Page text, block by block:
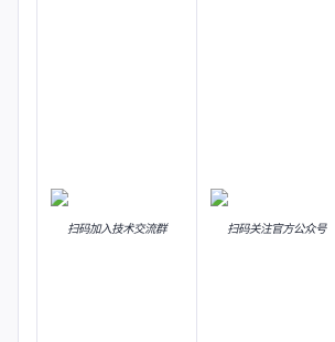
扫码加入技术交流群 扫码关注官方公众号